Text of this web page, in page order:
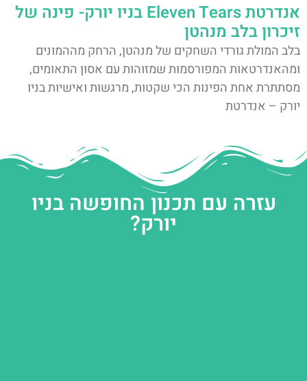
אנדרטת Eleven Tears בניו יורק- פינה של
זיכרון בלב מנהטן
בלב המולת גורדי השחקים של מנהטן, הרחק מההמונים
ומהאנדרטאות המפורסמות שמזוהות עם אסון התאומים,
מסתתרת אחת הפינות הכי שקטות, מרגשות ואישיות בניו
יורק – אנדרטת
עזרה עם תכנון החופשה בניו
יורק?